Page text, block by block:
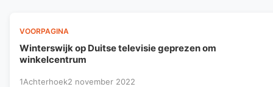
VOORPAGINA
Winterswijk op Duitse televisie geprezen om
winkelcentrum
1Achterhoek2 november 2022